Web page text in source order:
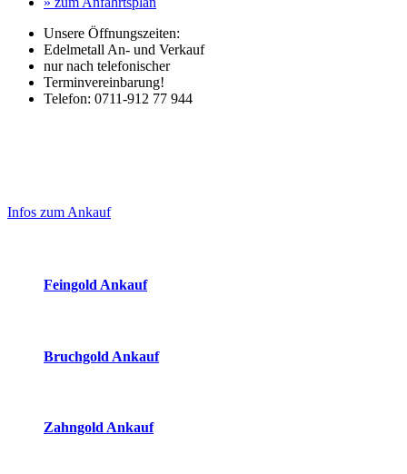
Unsere Öffnungszeiten:
Edelmetall An- und Verkauf
nur nach telefonischer
Terminvereinbarung!
Telefon: 0711-912 77 944
Sidebar
Infos zum Ankauf
Feingold Ankauf
Bruchgold Ankauf
Zahngold Ankauf